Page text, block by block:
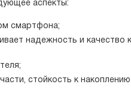
аспекты:
смартфона;
надежность и качество
стойкость к накоплению